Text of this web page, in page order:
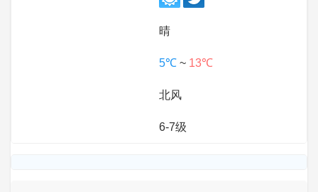
晴
5℃ ~ 13℃
北风
6-7级